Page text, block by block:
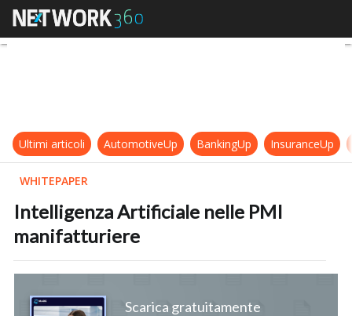
Intelligenza Artificiale nelle PMI
Ultimi articoli AutomotiveUp BankingUp InsuranceUp
WHITEPAPER
Intelligenza Artificiale nelle PMI
manifatturiere
Scarica gratuitamente